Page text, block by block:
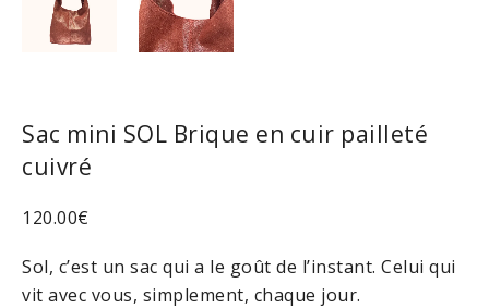
Sac mini SOL Brique en cuir pailleté
cuivré
120.00€
Sol, c’est un sac qui a le goût de l’instant. Celui qui
vit avec vous, simplement, chaque jour.